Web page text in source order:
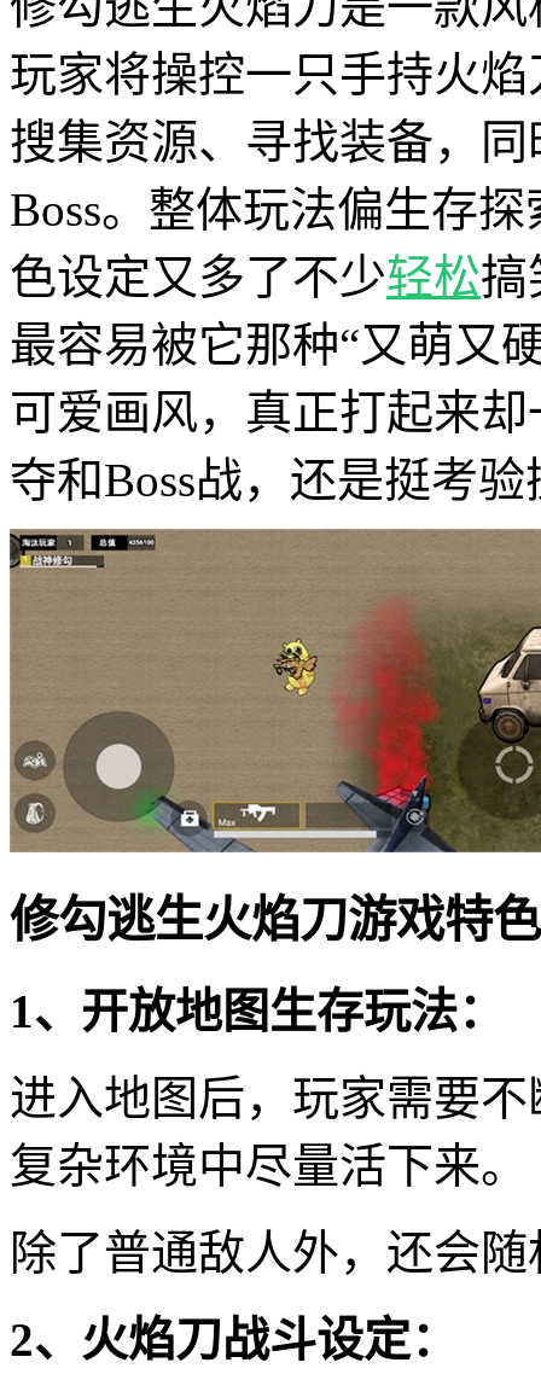
玩家将操控一只手持火
搜集资源、寻找装备，
Boss。整体玩法偏生存
色设定又多了不少轻松搞
最容易被它那种“又萌又
可爱画风，真正打起来
夺和Boss战，还是挺考验
修勾逃生火焰刀游戏特
1、开放地图生存玩法：
进入地图后，玩家需要
复杂环境中尽量活下来。
除了普通敌人外，还会
2、火焰刀战斗设定：